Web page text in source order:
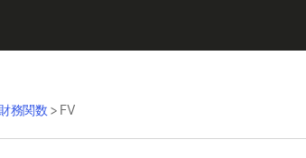
財務関数 > FV